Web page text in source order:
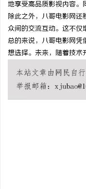
地享受高品质影视内容
除此之外，八哥电影网
众间的交流互动。这不仅
总的来说，八哥电影网凭
想选择。未来，随着技术